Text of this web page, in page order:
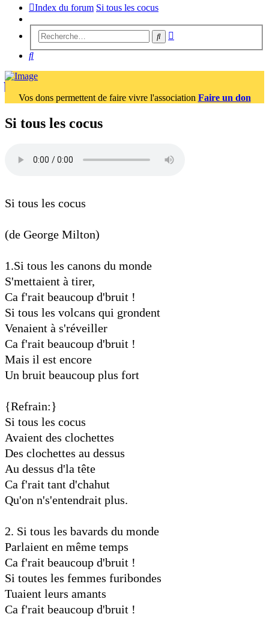
Index du forum Si tous les cocus
Rechercher
Rechercher
Vos dons permettent de faire vivre l'association Faire un don
Si tous les cocus
Si tous les cocus
(de George Milton)
1.Si tous les canons du monde
S'mettaient à tirer,
Ca f'rait beaucoup d'bruit !
Si tous les volcans qui grondent
Venaient à s'réveiller
Ca f'rait beaucoup d'bruit !
Mais il est encore
Un bruit beaucoup plus fort
{Refrain:}
Si tous les cocus
Avaient des clochettes
Des clochettes au dessus
Au dessus d'la tête
Ca f'rait tant d'chahut
Qu'on n's'entendrait plus.
2. Si tous les bavards du monde
Parlaient en même temps
Ca f'rait beaucoup d'bruit !
Si toutes les femmes furibondes
Tuaient leurs amants
Ca f'rait beaucoup d'bruit !